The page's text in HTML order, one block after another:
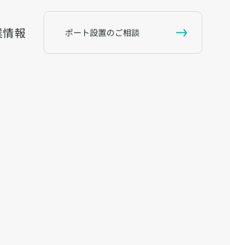
報 ポート設置のご相談